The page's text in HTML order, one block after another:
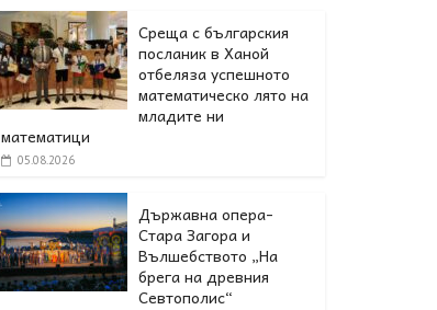
Среща с българския
посланик в Ханой
отбеляза успешното
математическо лято на
младите ни
математици
05.08.2026
Държавна опера-
Стара Загора и
Вълшебството „На
брега на древния
Севтополис“